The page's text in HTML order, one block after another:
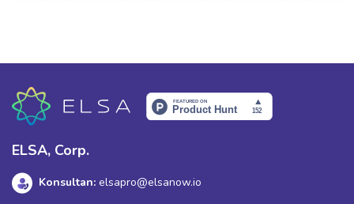
ELSA, Corp.
Konsultan: elsapro@elsanow.io